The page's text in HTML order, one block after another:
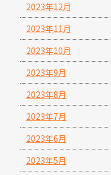
2023年12月
2023年11月
2023年10月
2023年9月
2023年8月
2023年7月
2023年6月
2023年5月